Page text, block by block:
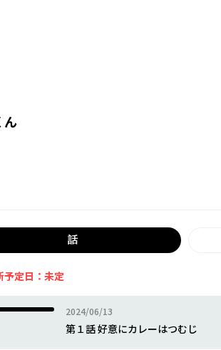
ん
話
予定日：未定
2024/06/13
2024年06月13日
第１話 好意にカレーはつむじ